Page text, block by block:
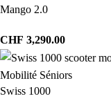
Mango 2.0
CHF 3,290.00
Mobilité Séniors
Swiss 1000